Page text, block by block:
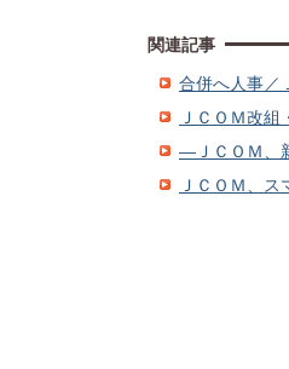
関連記事
合併へ人事／
ＪＣＯＭ改
―ＪＣＯＭ、
ＪＣＯＭ、